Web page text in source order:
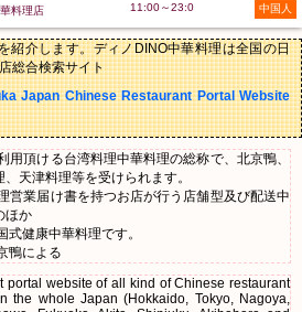
料理店 11:00～23:0 中国人
紹介します。ディノDINO中華料理は全国の日
総合検索サイト
Japan Chinese Restaurant Portal Website
用頂ける台湾料理中華料理の総称で、北京鴨、
天津料理等を受けられます。
営業届け書を持つお店が行う店舗型及び配送中
ほか
健康中華料理です。
鴨による
portal website of all kind of Chinese restaurant
the whole Japan (Hokkaido, Tokyo, Nagoya,